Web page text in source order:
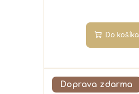
Do košíka
Doprava zdarma